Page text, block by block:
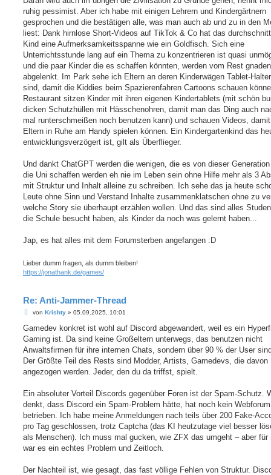
ruhig pessimist. Aber ich habe mit einigen Lehrern und Kindergärtnern
gesprochen und die bestätigen alle, was man auch ab und zu in den
liest: Dank hirnlose Short-Videos auf TikTok & Co hat das
Kind eine Aufmerksamkeitsspanne wie ein Goldfisch. Sich eine
Unterrichtsstunde lang auf ein Thema zu konzentrieren ist quasi
und die paar Kinder die es schaffen könnten, werden vom Rest
abgelenkt. Im Park sehe ich Eltern an deren Kinderwägen Tablet-
sind, damit die Kiddies beim Spazierenfahren Cartoons schauen
Restaurant sitzen Kinder mit ihren eigenen Kindertablets (mit schön
dicken Schutzhüllen mit Hässchenohren, damit man das Ding auch
mal runterschmeißen noch benutzen kann) und schauen Videos,
Eltern in Ruhe am Handy spielen können. Ein Kindergartenkind das
entwicklungsverzögert ist, gilt als Überflieger.
Und dankt ChatGPT werden die wenigen, die es von dieser
die Uni schaffen werden eh nie im Leben sein ohne Hilfe mehr als 3
mit Struktur und Inhalt alleine zu schreiben. Ich sehe das ja heute
Leute ohne Sinn und Verstand Inhalte zusammenklatschen ohne zu
welche Story sie überhaupt erzählen wollen. Und das sind alles
die Schule besucht haben, als Kinder da noch was gelernt haben...
Jap, es hat alles mit dem Forumsterben angefangen :D
Lieber dumm fragen, als dumm bleiben!
https://jonathank.de/games/
Re: Anti-Jammer-Thread
B
i
r
a
von Krishty» 05.09.2025, 10:01
Gamedev konkret ist wohl auf Discord abgewandert, weil es ein
Gaming ist. Da sind keine Großeltern unterwegs, das benutzen nicht
Anwaltsfirmen für ihre internen Chats, sondern über 90 % der User
Der Größte Teil des Rests sind Modder, Artists, Gamedevs, die davon
angezogen werden. Jeder, den du da triffst, spielt.
Ein absoluter Vorteil Discords gegenüber Foren ist der Spam-Schutz.
denkt, dass Discord ein Spam-Problem hätte, hat noch kein Webforum
betrieben. Ich habe meine Anmeldungen nach teils über 200 Fake-
pro Tag geschlossen, trotz Captcha (das KI heutzutage viel besser
als Menschen). Ich muss mal gucken, wie ZFX das umgeht – aber für
war es ein echtes Problem und Zeitloch.
Der Nachteil ist, wie gesagt, das fast völlige Fehlen von Struktur.